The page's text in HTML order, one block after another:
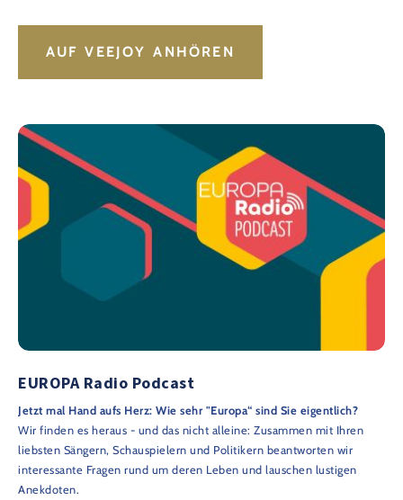
AUF VEEJOY ANHÖREN
EUROPA Radio Podcast
Jetzt mal Hand aufs Herz: Wie sehr "Europa“ sind Sie eigentlich?
Wir finden es heraus - und das nicht alleine: Zusammen mit Ihren
liebsten Sängern, Schauspielern und Politikern beantworten wir
interessante Fragen rund um deren Leben und lauschen lustigen
Anekdoten.